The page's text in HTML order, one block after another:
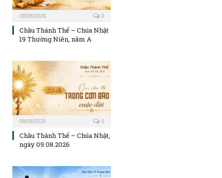
08/08/2026 0
Chầu Thánh Thể – Chúa Nhật
19 Thường Niên, năm A
08/08/2026 0
Chầu Thánh Thể – Chúa Nhật,
ngày 09.08.2026